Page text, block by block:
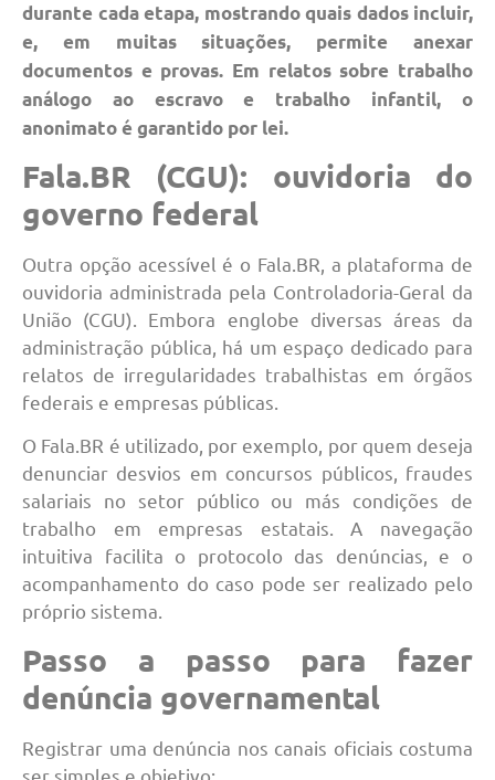
durante cada etapa, mostrando quais dados incluir,
e, em muitas situações, permite anexar
documentos e provas. Em relatos sobre trabalho
análogo ao escravo e trabalho infantil, o
anonimato é garantido por lei.
Fala.BR (CGU): ouvidoria do
governo federal
Outra opção acessível é o Fala.BR, a plataforma de
ouvidoria administrada pela Controladoria-Geral da
União (CGU). Embora englobe diversas áreas da
administração pública, há um espaço dedicado para
relatos de irregularidades trabalhistas em órgãos
federais e empresas públicas.
O Fala.BR é utilizado, por exemplo, por quem deseja
denunciar desvios em concursos públicos, fraudes
salariais no setor público ou más condições de
trabalho em empresas estatais. A navegação
intuitiva facilita o protocolo das denúncias, e o
acompanhamento do caso pode ser realizado pelo
próprio sistema.
Passo a passo para fazer
denúncia governamental
Registrar uma denúncia nos canais oficiais costuma
ser simples e objetivo: